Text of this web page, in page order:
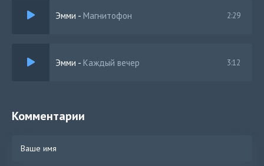
Эмми - Магнитофон 2:29
Эмми - Каждый вечер 3:12
Комментарии